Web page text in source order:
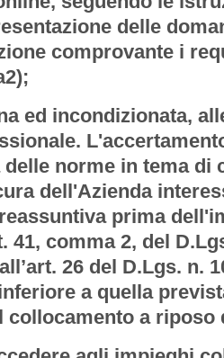
delle
comprovante i
ed incondizionata,
delle norme in tema di
dell'Azienda
prima
41, comma 2, del
26 del D.Lgs. n.
a quella
collocamento a riposo